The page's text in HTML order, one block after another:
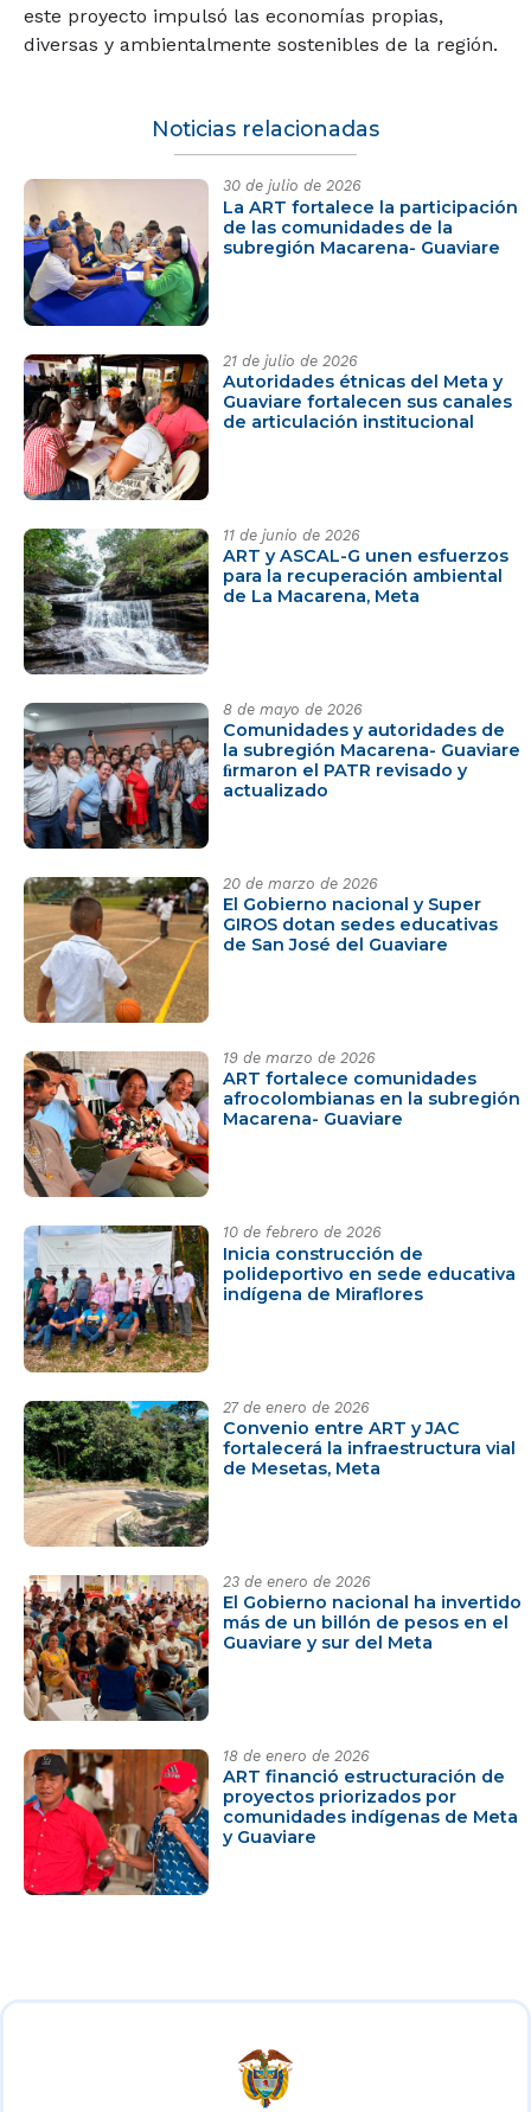
este proyecto impulsó las economías propias,
diversas y ambientalmente sostenibles de la región.
Noticias relacionadas
30 de julio de 2026
La ART fortalece la participación
de las comunidades de la
subregión Macarena- Guaviare
21 de julio de 2026
Autoridades étnicas del Meta y
Guaviare fortalecen sus canales
de articulación institucional
11 de junio de 2026
ART y ASCAL-G unen esfuerzos
para la recuperación ambiental
de La Macarena, Meta
8 de mayo de 2026
Comunidades y autoridades de
la subregión Macarena- Guaviare
ﬁrmaron el PATR revisado y
actualizado
20 de marzo de 2026
El Gobierno nacional y Super
GIROS dotan sedes educativas
de San José del Guaviare
19 de marzo de 2026
ART fortalece comunidades
afrocolombianas en la subregión
Macarena- Guaviare
10 de febrero de 2026
Inicia construcción de
polideportivo en sede educativa
indígena de Miraflores
27 de enero de 2026
Convenio entre ART y JAC
fortalecerá la infraestructura vial
de Mesetas, Meta
23 de enero de 2026
El Gobierno nacional ha invertido
más de un billón de pesos en el
Guaviare y sur del Meta
18 de enero de 2026
ART financió estructuración de
proyectos priorizados por
comunidades indígenas de Meta
y Guaviare